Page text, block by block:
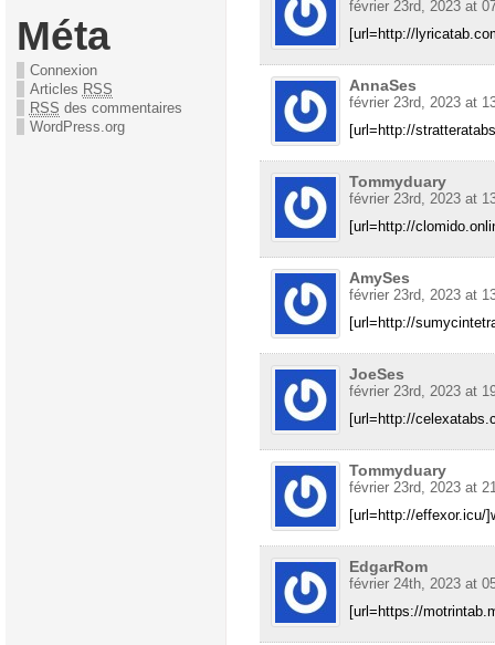
Méta
Connexion
Articles RSS
RSS des commentaires
WordPress.org
février 23rd, 2023 at
[url=http://
AnnaSes
février 23rd, 2023 at
[url=http://
Tommyduary
février 23rd, 2023 at
[url=http://
AmySes
février 23rd, 2023 at
[url=http://
JoeSes
février 23rd, 2023 at
[url=http://
Tommyduary
février 23rd, 2023 at
[url=http://effexor.icu/
EdgarRom
février 24th, 2023 at
[url=https://